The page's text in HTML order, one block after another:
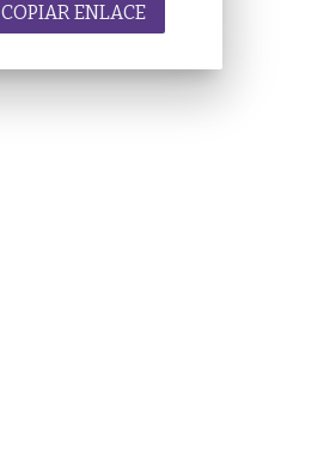
COPIAR ENLACE